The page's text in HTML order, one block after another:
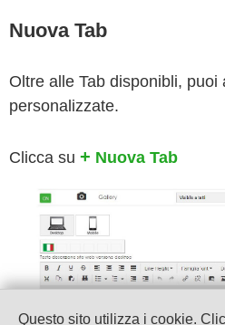
Questo sito utilizza i cookie.
Nuova Tab
Oltre alle Tab disponibli, puoi
personalizzate.
Clicca su + Nuova Tab